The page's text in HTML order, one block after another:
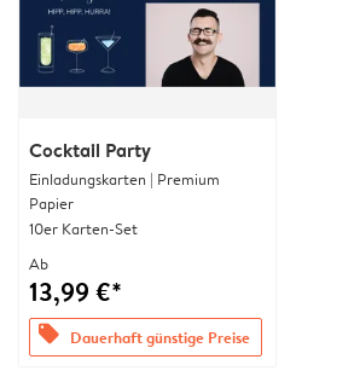
Cocktail Party
Einladungskarten | Premium
Papier
10er Karten-Set
Ab
13,99 €*
offers Dauerhaft günstige Preise